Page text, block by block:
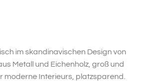
im skandinavischen Design von
Metall und Eichenholz, groß und
moderne Interieurs, platzsparend.